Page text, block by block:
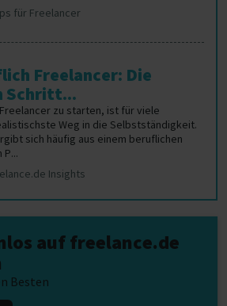
für Freelancer
Freelancer: Die
Schritt...
zu starten, ist für viele
Weg in die Selbstständigkeit.
sich häufig aus einem beruflichen
Insights
auf freelance.de
Besten